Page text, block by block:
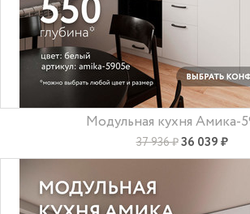
Модульная кухня Амика-
37 936 ₽36 039 ₽